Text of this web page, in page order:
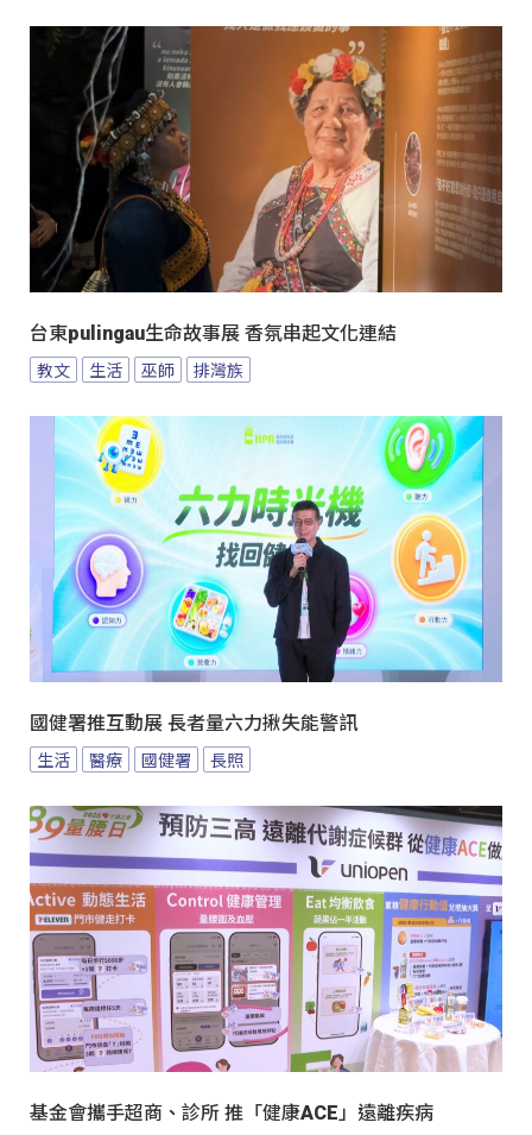
台東pulingau生命故事展 香氛串起文化連結
教文 生活 巫師 排灣族
國健署推互動展 長者量六力揪失能警訊
生活 醫療 國健署 長照
基金會攜手超商、診所 推「健康ACE」遠離疾病